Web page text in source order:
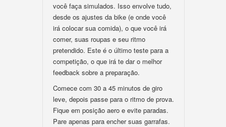
você faça simulados. Isso envolve tudo,
desde os ajustes da bike (e onde você
irá colocar sua comida), o que você irá
comer, suas roupas e seu ritmo
pretendido. Este é o último teste para a
competição, o que irá te dar o melhor
feedback sobre a preparação.
Comece com 30 a 45 minutos de giro
leve, depois passe para o ritmo de prova.
Fique em posição aero e evite paradas.
Pare apenas para encher suas garrafas.